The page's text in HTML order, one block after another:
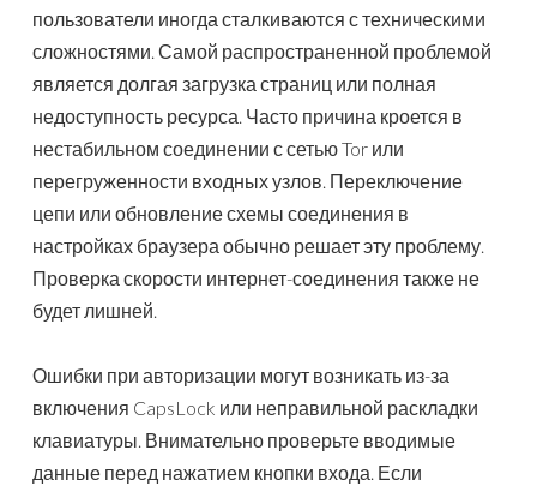
пользователи иногда сталкиваются с техническими
сложностями. Самой распространенной проблемой
является долгая загрузка страниц или полная
недоступность ресурса. Часто причина кроется в
нестабильном соединении с сетью Tor или
перегруженности входных узлов. Переключение
цепи или обновление схемы соединения в
настройках браузера обычно решает эту проблему.
Проверка скорости интернет-соединения также не
будет лишней.
Ошибки при авторизации могут возникать из-за
включения CapsLock или неправильной раскладки
клавиатуры. Внимательно проверьте вводимые
данные перед нажатием кнопки входа. Если